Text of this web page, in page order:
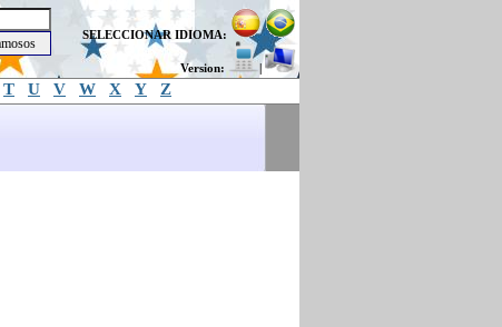
SELECCIONAR IDIOMA:
Version: |
T U V W X Y Z